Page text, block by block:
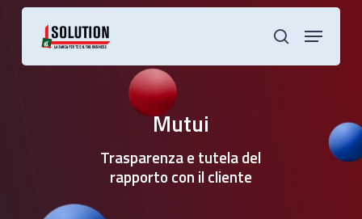
Skip
cerca
Menu
Mutui
Trasparenza e tutela del
rapporto con il cliente